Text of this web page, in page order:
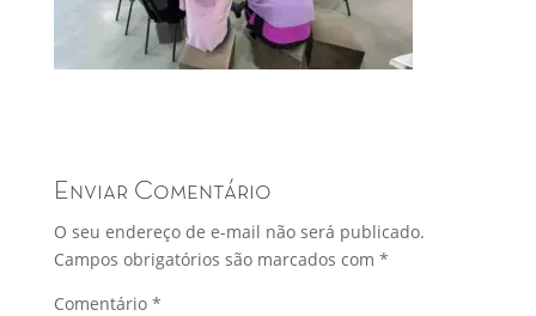
Enviar Comentário
O seu endereço de e-mail não será publicado.
Campos obrigatórios são marcados com *
Comentário *